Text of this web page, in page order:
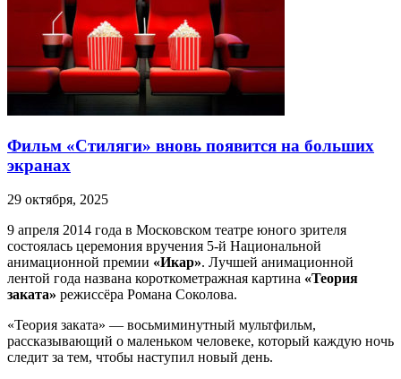
Фильм «Стиляги» вновь появится на больших
экранах
29 октября, 2025
9 апреля 2014 года в Московском театре юного зрителя
состоялась церемония вручения 5-й Национальной
анимационной премии «Икар». Лучшей анимационной
лентой года названа короткометражная картина «Теория
заката» режиссёра Романа Соколова.
«Теория заката» — восьмиминутный мультфильм,
рассказывающий о маленьком человеке, который каждую ночь
следит за тем, чтобы наступил новый день.